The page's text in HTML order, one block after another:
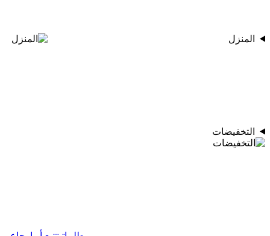
المنزل
التخفيضات